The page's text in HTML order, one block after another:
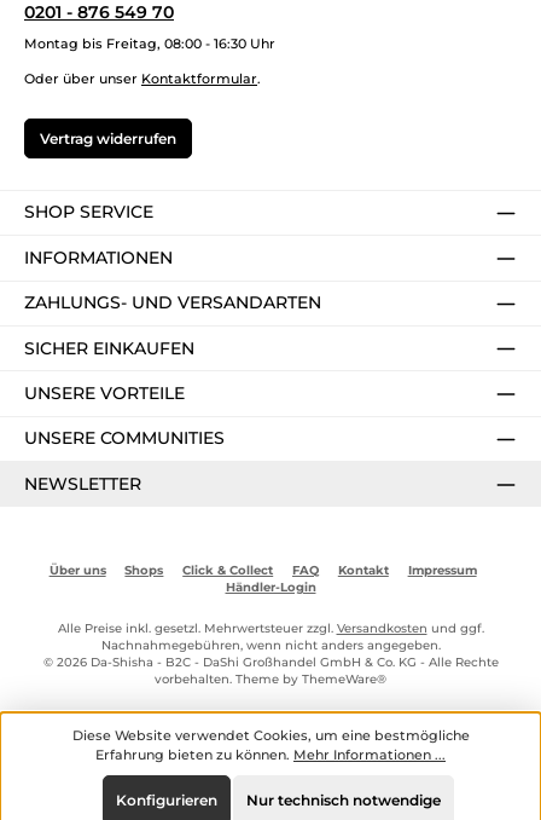
0201 - 876 549 70
Montag bis Freitag, 08:00 - 16:30 Uhr
Oder über unser Kontaktformular.
Vertrag widerrufen
SHOP SERVICE
INFORMATIONEN
ZAHLUNGS- UND VERSANDARTEN
SICHER EINKAUFEN
UNSERE VORTEILE
UNSERE COMMUNITIES
NEWSLETTER
Über uns Shops Click & Collect FAQ Kontakt
Impressum
Händler-Login
Alle Preise inkl. gesetzl. Mehrwertsteuer zzgl. Versandkosten und ggf.
Nachnahmegebühren, wenn nicht anders angegeben.
© 2026 Da-Shisha - B2C - DaShi Großhandel GmbH & Co. KG - Alle Rechte
vorbehalten. Theme by ThemeWare®
Diese Website verwendet Cookies, um eine bestmögliche
Erfahrung bieten zu können. Mehr Informationen ...
Nur technisch notwendige
Konfigurieren